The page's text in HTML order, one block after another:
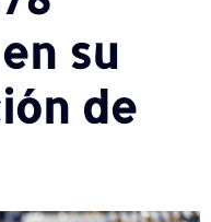
su
de